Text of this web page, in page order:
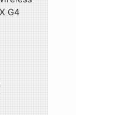
G4